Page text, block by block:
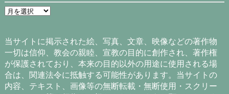
ア
ー
ブ
当サイトに掲示された絵、写真、文章、映像などの著作物
一切は信仰、教会の親睦、宣教の目的に創作され、著作権
が保護されており、本来の目的以外の用途に使用される場
合は、関連法令に抵触する可能性があります。当サイトの
内容、テキスト、画像等の無断転載・無断使用・スクリー